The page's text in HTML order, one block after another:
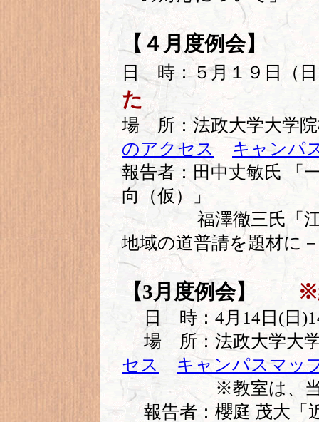
【４月度例会】
日 時：５月１９日（
た
場 所：法政大学大学
のアクセス
キャンパ
報告者：田中丈敏氏 「
向（仮）」
福澤徹三氏「江戸
地域の道普請を題材に
【3月度例会】 ※
日 時：4月14日(日
場 所：法政大学
セス
キャンパスマッ
※教室は、当日1
報告者：櫻庭 茂大「